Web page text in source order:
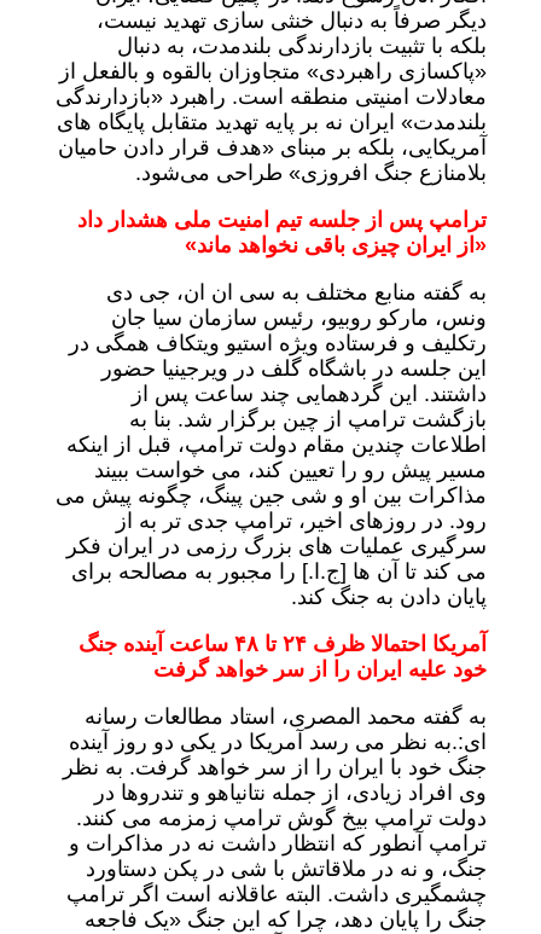
دیگر صرفاً به دنبال خنثی سازی تهدید نیست،
بلکه با تثبیت بازدارندگی بلندمدت، به دنبال
«پاکسازی راهبردی» متجاوزان بالقوه و بالفعل از
معادلات امنیتی منطقه است. راهبرد «بازدارندگی
بلندمدت» ایران نه بر پایه تهدید متقابل پایگاه های
آمریکایی، بلکه بر مبنای «هدف قرار دادن حامیان
بلامنازع جنگ افروزی» طراحی می‌شود.
ترامپ پس از جلسه تیم امنیت ملی هشدار داد
«از ایران چیزی باقی نخواهد ماند»
به گفته منابع مختلف به سی ان ان، جی دی
ونس، مارکو روبیو، رئیس سازمان سیا جان
رتکلیف و فرستاده ویژه استیو ویتکاف همگی در
این جلسه در باشگاه گلف در ویرجینیا حضور
داشتند. این گردهمایی چند ساعت پس از
بازگشت ترامپ از چین برگزار شد. بنا به
اطلاعات چندین مقام دولت ترامپ، قبل از اینکه
مسیر پیش رو را تعیین کند، می خواست ببیند
مذاکرات بین او و شی جین پینگ، چگونه پیش می
رود. در روزهای اخیر، ترامپ جدی تر به از
سرگیری عملیات های بزرگ رزمی در ایران فکر
می کند تا آن ها [ج.ا.] را مجبور به مصالحه برای
پایان دادن به جنگ کند.
آمریکا احتمالا ظرف ۲۴ تا ۴۸ ساعت آینده جنگ
خود علیه ایران را از سر خواهد گرفت
به گفته محمد المصری، استاد مطالعات رسانه
ای:.به نظر می رسد آمریکا در یکی دو روز آینده
جنگ خود با ایران را از سر خواهد گرفت. به نظر
وی افراد زیادی، از جمله نتانیاهو و تندروها در
دولت ترامپ بیخ گوش ترامپ زمزمه می کنند.
ترامپ آنطور که انتظار داشت نه در مذاکرات و
جنگ، و نه در ملاقاتش با شی در پکن دستاورد
چشمگیری داشت. البته عاقلانه است اگر ترامپ
جنگ را پایان دهد، چرا که این جنگ «یک فاجعه